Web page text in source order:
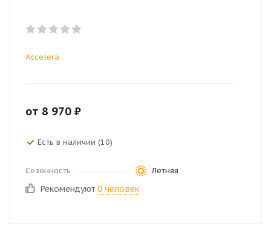
Accelera
от 8 970 ₽
Есть в наличии (10)
Сезонность Летняя
Рекомендуют 0 человек